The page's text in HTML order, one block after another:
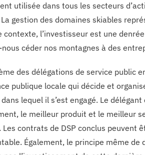
utilisée dans tous les secteurs
La gestion des domaines skiables
contexte, l’investisseur est une
céder nos montagnes à des
des délégations de service public
publique locale qui décide et
lequel il s’est engagé. Le
le meilleur produit et le meilleur
Les contrats de DSP conclus
Également, le principe même de